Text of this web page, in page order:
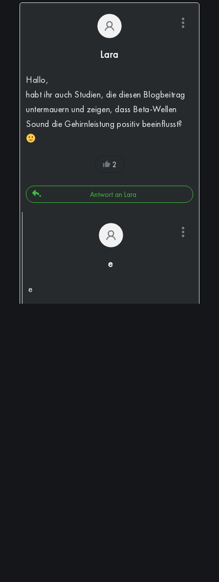
Lara
Hallo,
habt ihr auch Studien, die diesen Blogbeitrag
untermauern und zeigen, dass Beta-Wellen
Sound die Gehirnleistung positiv beeinflusst?
2
Antwort an Lara
e
e